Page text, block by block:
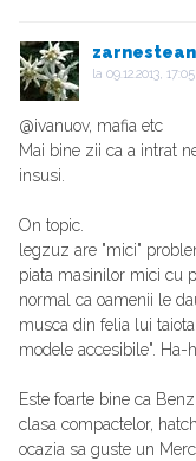
la 09.12.2013, 17:05
@ivanuov, mafia etc
Mai bine zii ca a intrat
insusi.
On topic.
legzuz are "mici"
piata masinilor mici cu
normal ca oamenii le
musca din felia lui
modele accesibile". Ha-
Este foarte bine ca
clasa compactelor,
ocazia sa guste un